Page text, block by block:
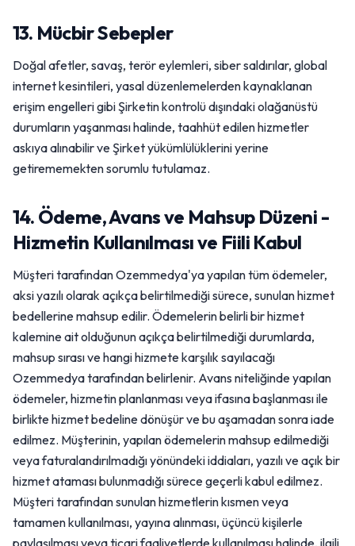
13. Mücbir Sebepler
Doğal afetler, savaş, terör eylemleri, siber saldırılar, global
internet kesintileri, yasal düzenlemelerden kaynaklanan
erişim engelleri gibi Şirketin kontrolü dışındaki olağanüstü
durumların yaşanması halinde, taahhüt edilen hizmetler
askıya alınabilir ve Şirket yükümlülüklerini yerine
getirememekten sorumlu tutulamaz.
14. Ödeme, Avans ve Mahsup Düzeni -
Hizmetin Kullanılması ve Fiili Kabul
Müşteri tarafından Ozemmedya'ya yapılan tüm ödemeler,
aksi yazılı olarak açıkça belirtilmediği sürece, sunulan hizmet
bedellerine mahsup edilir. Ödemelerin belirli bir hizmet
kalemine ait olduğunun açıkça belirtilmediği durumlarda,
mahsup sırası ve hangi hizmete karşılık sayılacağı
Ozemmedya tarafından belirlenir. Avans niteliğinde yapılan
ödemeler, hizmetin planlanması veya ifasına başlanması ile
birlikte hizmet bedeline dönüşür ve bu aşamadan sonra iade
edilmez. Müşterinin, yapılan ödemelerin mahsup edilmediği
veya faturalandırılmadığı yönündeki iddiaları, yazılı ve açık bir
hizmet ataması bulunmadığı sürece geçerli kabul edilmez.
Müşteri tarafından sunulan hizmetlerin kısmen veya
tamamen kullanılması, yayına alınması, üçüncü kişilerle
paylaşılması veya ticari faaliyetlerde kullanılması halinde, ilgili